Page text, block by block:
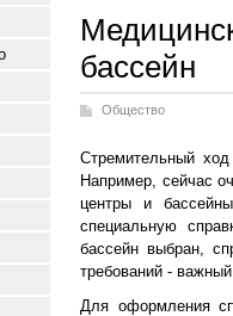
бассейн
Общество
Стремительный
Например, сейчас
центры и
специальную
бассейн выбран,
требований -
Для оформления